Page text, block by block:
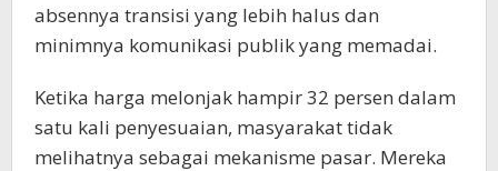
absennya transisi yang lebih halus dan
minimnya komunikasi publik yang memadai.
Ketika harga melonjak hampir 32 persen dalam
satu kali penyesuaian, masyarakat tidak
melihatnya sebagai mekanisme pasar. Mereka